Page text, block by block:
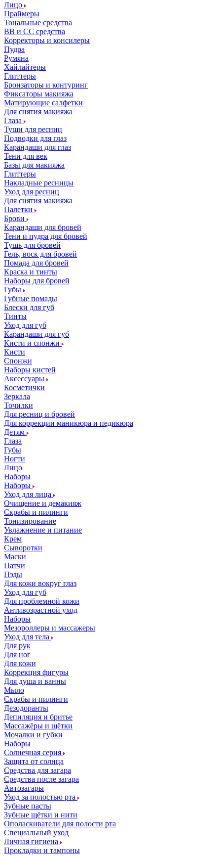
Лицо
Праймеры
Тональные средства
ВВ и СС средства
Корректоры и консилеры
Пудра
Румяна
Хайлайтеры
Глиттеры
Бронзаторы и контуринг
Фиксаторы макияжа
Матирующие салфетки
Для снятия макияжа
Глаза
Туши для ресниц
Подводки для глаз
Карандаши для глаз
Тени для век
Базы для макияжа
Глиттеры
Накладные ресницы
Уход для ресниц
Для снятия макияжа
Палетки
Брови
Карандаши для бровей
Тени и пудра для бровей
Тушь для бровей
Гель, воск для бровей
Помада для бровей
Краска и тинты
Наборы для бровей
Губы
Губные помады
Блески для губ
Тинты
Уход для губ
Карандаши для губ
Кисти и спонжи
Кисти
Спонжи
Наборы кистей
Аксессуары
Косметички
Зеркала
Точилки
Для ресниц и бровей
Для коррекции маникюра и педикюра
Детям
Глаза
Губы
Ногти
Лицо
Наборы
Наборы
Уход для лица
Очищение и демакияж
Скрабы и пилинги
Тонизирование
Увлажнение и питание
Крем
Сыворотки
Маски
Патчи
Пэды
Для кожи вокруг глаз
Уход для губ
Для проблемной кожи
Антивозрастной уход
Наборы
Мезороллеры и массажеры
Уход для тела
Для рук
Для ног
Для кожи
Коррекция фигуры
Для душа и ванны
Мыло
Скрабы и пилинги
Дезодоранты
Депиляция и бритье
Массажёры и щётки
Мочалки и губки
Наборы
Солнечная серия
Защита от солнца
Средства для загара
Средства после загара
Автозагары
Уход за полостью рта
Зубные пасты
Зубные щётки и нити
Ополаскиватели для полости рта
Специальный уход
Личная гигиена
Прокладки и тампоны